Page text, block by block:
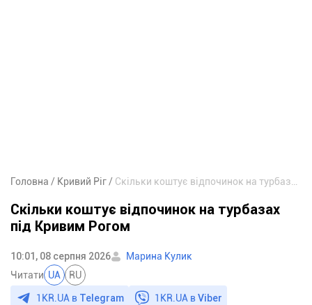
Головна Кривий Ріг
Скільки коштує відпочинок на турбазах
під Кривим Рогом
10:01, 08 серпня 2026
Марина Кулик
Читати UA RU
1KR.UA в Telegram 1KR.UA вViber